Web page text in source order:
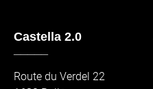
Castella 2.0
Route du Verdel 22